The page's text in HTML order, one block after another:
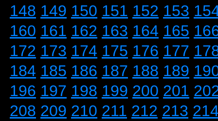
148 149 150 151 152 153
160 161 162 163 164 165
172 173 174 175 176 177
184 185 186 187 188 189
196 197 198 199 200 201
208 209 210 211 212 213